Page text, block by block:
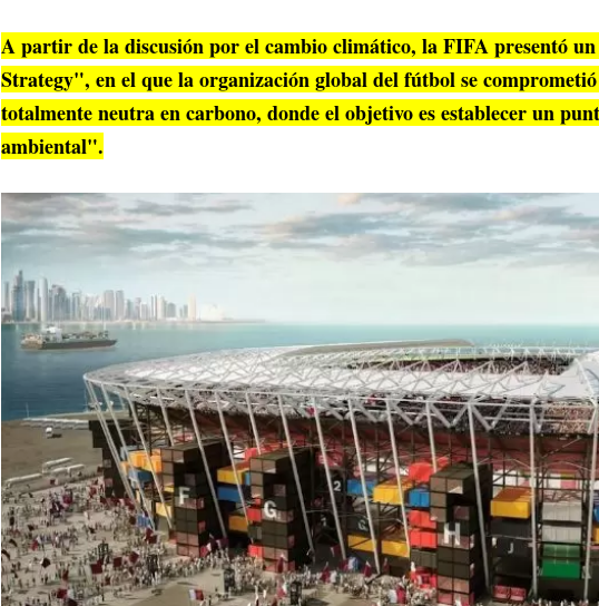
A partir de la discusión por el cambio climático, la FIFA presentó
Strategy", en el que la organización global del fútbol se
totalmente neutra en carbono, donde el objetivo es establecer un
ambiental".